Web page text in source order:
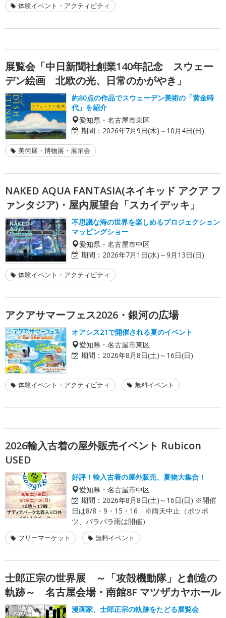
体験イベント・アクティビティ
展覧会「中日新聞社創業140年記念 スウェー
デン絵画 北欧の光、日常のかがやき」
約80点の作品でスウェーデン美術の「黄金時
代」を紹介
愛知県・名古屋市東区
期間： 2026年7月9日(木)～10月4日(日)
美術展・博物展・展示会
NAKED AQUA FANTASIA(ネイキッド アクア フ
ァンタジア)・屋内展望台「スカイデッキ」
不思議な海の世界を楽しめるプロジェクション
マッピングショー
愛知県・名古屋市中区
期間： 2026年7月1日(水)～9月13日(日)
体験イベント・アクティビティ
アクアサマーフェス2026・銀河の広場
オアシス21で開催される夏のイベント
愛知県・名古屋市東区
期間： 2026年8月8日(土)～16日(日)
体験イベント・アクティビティ 無料イベント
2026輸入古着の屋外販売イベント Rubicon
USED
好評！輸入古着の屋外販売、夏物大集合！
愛知県・名古屋市中区
期間： 2026年8月8日(土)～16日(日) ※開催
日は8/8・9・15・16 ※雨天中止（ポツポ
ツ、パラパラ雨は開催）
フリーマーケット 無料イベント
士郎正宗の世界展 ～「攻殻機動隊」と創造の
軌跡～ 名古屋会場・南館8F マツザカヤホール
漫画家、士郎正宗の軌跡をたどる展覧会